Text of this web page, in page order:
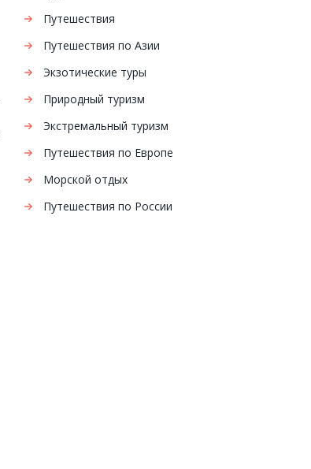
Путешествия
Путешествия по Азии
Экзотические туры
Природный туризм
Экстремальный туризм
Путешествия по Европе
Морской отдых
Путешествия по России